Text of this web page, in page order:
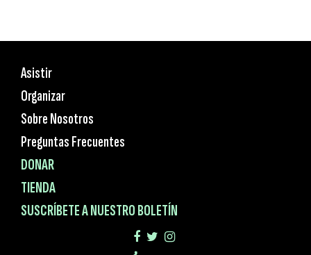
Asistir
Organizar
Sobre Nosotros
Preguntas Frecuentes
DONAR
TIENDA
SUSCRÍBETE A NUESTRO BOLETÍN